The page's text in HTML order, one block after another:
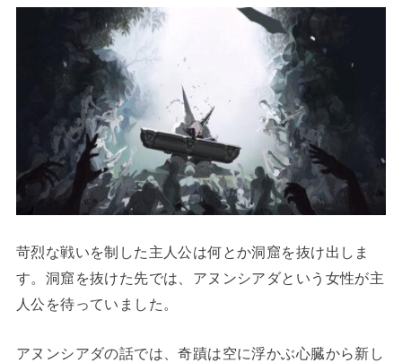
苛烈な戦いを制した主人公は何とか洞窟を抜け出しま
す。洞窟を抜けた先では、アヌンシアダという女性が主
人公を待っていました。
アヌンシアダの話では、奇蹟は空に浮かぶ心臓から新し